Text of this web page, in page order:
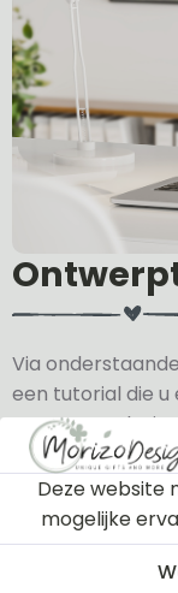
Via
een tutorial die
ontwerptool.
naambordje
eigen smaak
Bekijk de
Deze website
mogelijke